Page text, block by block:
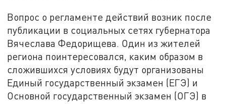
Вопрос о регламенте действий возник после
публикации в социальных сетях губернатора
Вячеслава Федорищева. Один из жителей
региона поинтересовался, каким образом в
сложившихся условиях будут организованы
Единый государственный экзамен (ЕГЭ) и
Основной государственный экзамен (ОГЭ) в